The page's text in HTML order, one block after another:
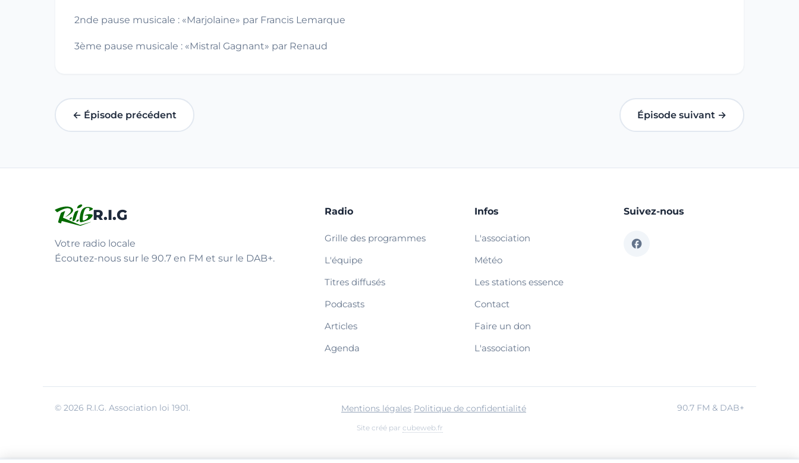
2nde pause musicale : «Marjolaine» par Francis Lemarque
3ème pause musicale : «Mistral Gagnant» par Renaud
← Épisode précédent Épisode suivant →
R.I.G
Votre radio locale
Écoutez-nous sur le 90.7 en FM et sur le DAB+.
Radio
Grille des programmes
L'équipe
Titres diffusés
Podcasts
Articles
Agenda
Infos
L'association
Météo
Les stations essence
Contact
Faire un don
L'association
Suivez-nous
© 2026 R.I.G. Association loi 1901. Mentions légales·Politique de confidentialité 90.7 FM & DAB+
Site créé par cubeweb.fr